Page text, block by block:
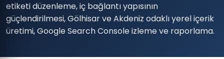
etiketi düzenleme, iç bağlantı yapısının
güçlendirilmesi, Gölhisar ve Akdeniz odaklı yerel içerik
üretimi, Google Search Console izleme ve raporlama.